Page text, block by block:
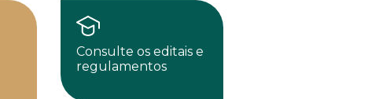
Consulte os editais e
regulamentos